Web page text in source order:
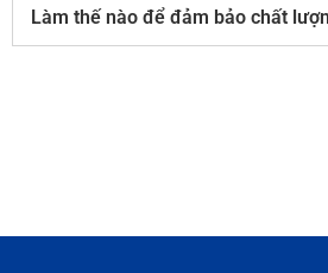
Làm thế nào để đảm bảo chất